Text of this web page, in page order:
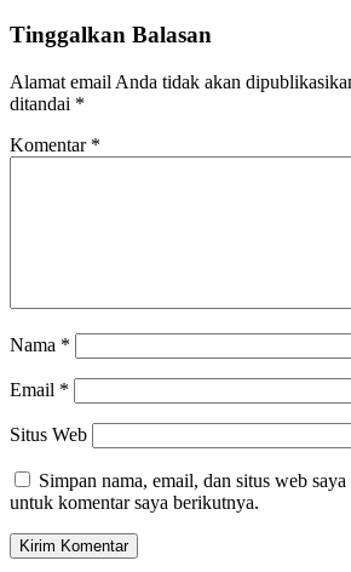
Tinggalkan Balasan
Alamat email Anda tidak akan
ditandai *
Komentar *
Nama *
Email *
Situs Web
Simpan nama, email, dan situs web
untuk komentar saya berikutnya.